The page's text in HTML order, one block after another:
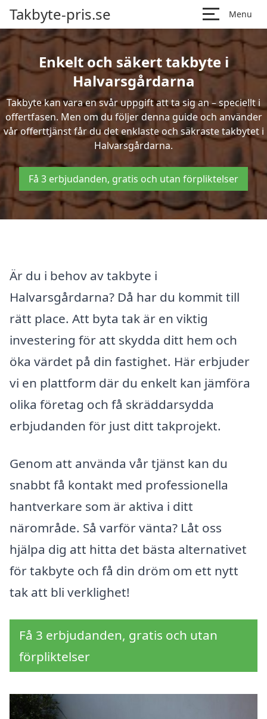
Takbyte-pris.se Menu
Enkelt och säkert takbyte i
Halvarsgårdarna
Takbyte kan vara en svår uppgift att ta sig an – speciellt i
offertfasen. Men om du följer denna guide och använder
vår offerttjänst får du det enklaste och säkraste takbytet i
Halvarsgårdarna.
Få 3 erbjudanden, gratis och utan förpliktelser
Är du i behov av takbyte i
Halvarsgårdarna? Då har du kommit till
rätt place. Att byta tak är en viktig
investering för att skydda ditt hem och
öka värdet på din fastighet. Här erbjuder
vi en plattform där du enkelt kan jämföra
olika företag och få skräddarsydda
erbjudanden för just ditt takprojekt.
Genom att använda vår tjänst kan du
snabbt få kontakt med professionella
hantverkare som är aktiva i ditt
närområde. Så varför vänta? Låt oss
hjälpa dig att hitta det bästa alternativet
för takbyte och få din dröm om ett nytt
tak att bli verklighet!
Få 3 erbjudanden, gratis och utan
förpliktelser